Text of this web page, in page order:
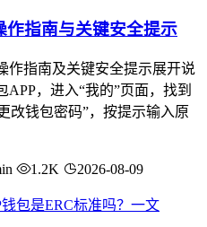
作指南与关键安全提示
作指南及关键安全提示展开说
APP，进入“我的”页面，找到
改钱包密码”，按提示输入原
1.2K 2026-08-09